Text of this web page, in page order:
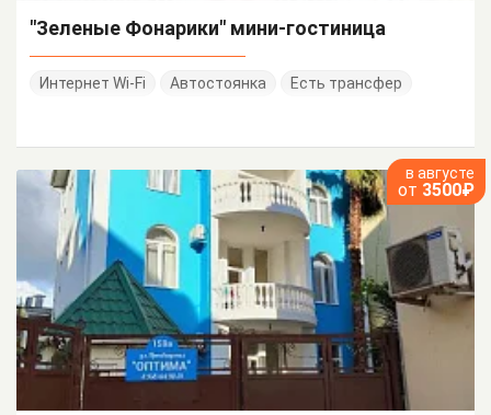
"Зеленые Фонарики" мини-гостиница
Интернет Wi-Fi Автостоянка Есть трансфер
в августе
от 3500₽